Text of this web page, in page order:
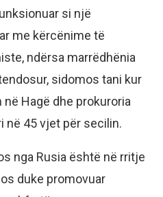
si një
me kërcënime të
ndërsa marrëdhënia
sidomos tani kur
në Hagë dhe prokuroria
në 45 vjet për secilin.
nga Rusia është në rritje
duke promovuar